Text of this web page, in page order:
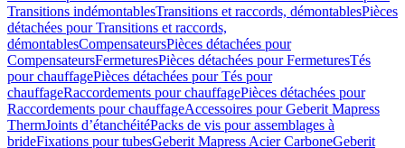
Transitions indémontablesTransitions et raccords, démontablesPièces
détachées pour Transitions et raccords,
démontablesCompensateursPièces détachées pour
CompensateursFermeturesPièces détachées pour FermeturesTés
pour chauffagePièces détachées pour Tés pour
chauffageRaccordements pour chauffagePièces détachées pour
Raccordements pour chauffageAccessoires pour Geberit Mapress
ThermJoints d’étanchéitéPacks de vis pour assemblages à
brideFixations pour tubesGeberit Mapress Acier CarboneGeberit